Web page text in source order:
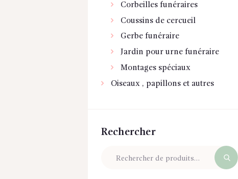
Corbeilles funéraires
Coussins de cercueil
Gerbe funéraire
Jardin pour urne funéraire
Montages spéciaux
Oiseaux , papillons et autres
Rechercher